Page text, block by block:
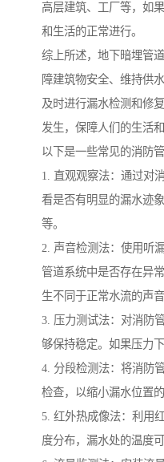
高层建筑、工厂等，如
和生活的正常进行。
综上所述，地下暗埋管
障建筑物安全、维持供
及时进行漏水检测和修
发生，保障人们的生活
以下是一些常见的消防
1. 直观观察法：通过对
看是否有明显的漏水迹
等。
2. 声音检测法：使用听
管道系统中是否存在异
生不同于正常水流的声音
3. 压力测试法：对消防
够保持稳定。如果压力
4. 分段检测法：将消防
检查，以缩小漏水位置的
5. 红外热成像法：利用
度分布，漏水处的温度